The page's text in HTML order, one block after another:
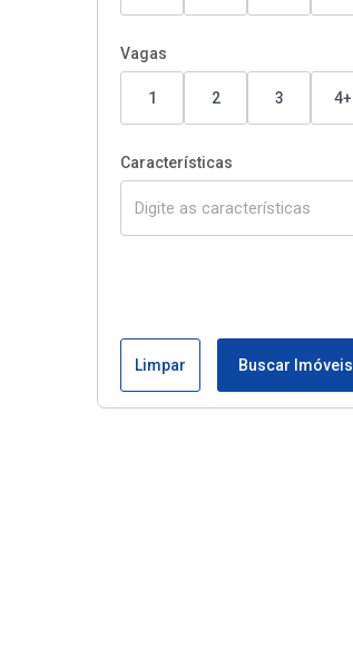
Vagas
1 2 3 4+
Características
Limpar Buscar Imóveis